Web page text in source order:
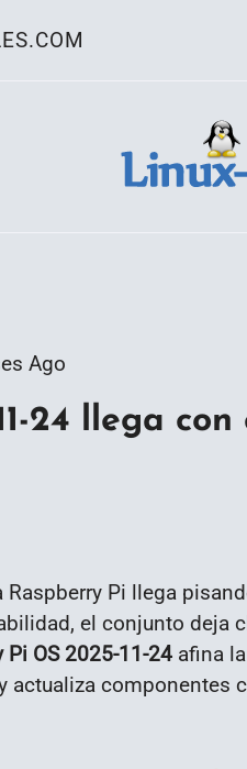
Ago
24 llega con
Pi llega
el conjunto deja
Pi OS 2025-11-24 afina
actualiza componentes